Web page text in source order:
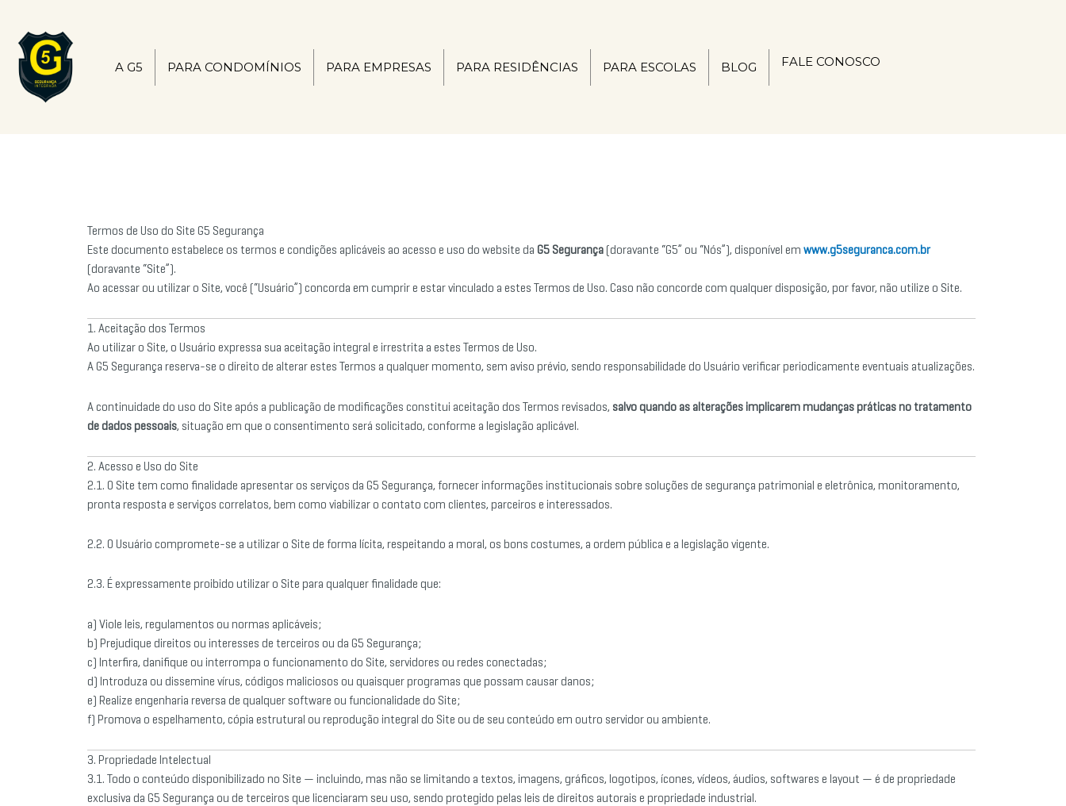
conteúdo
A G5 PARA CONDOMÍNIOS PARA EMPRESAS PARA RESIDÊNCIAS PARA ESCOLAS BLOG FALE CONOSCO
Termos de Uso do Site G5 Segurança
Este documento estabelece os termos e condições aplicáveis ao acesso e uso do website da G5 Segurança (doravante “G5” ou “Nós”), disponível em www.g5seguranca.com.br
(doravante “Site”).
Ao acessar ou utilizar o Site, você (“Usuário”) concorda em cumprir e estar vinculado a estes Termos de Uso. Caso não concorde com qualquer disposição, por favor, não utilize o Site.
1. Aceitação dos Termos
Ao utilizar o Site, o Usuário expressa sua aceitação integral e irrestrita a estes Termos de Uso.
A G5 Segurança reserva-se o direito de alterar estes Termos a qualquer momento, sem aviso prévio, sendo responsabilidade do Usuário verificar periodicamente eventuais atualizações.
A continuidade do uso do Site após a publicação de modificações constitui aceitação dos Termos revisados, salvo quando as alterações implicarem mudanças práticas no tratamento
de dados pessoais, situação em que o consentimento será solicitado, conforme a legislação aplicável.
2. Acesso e Uso do Site
2.1. O Site tem como finalidade apresentar os serviços da G5 Segurança, fornecer informações institucionais sobre soluções de segurança patrimonial e eletrônica, monitoramento,
pronta resposta e serviços correlatos, bem como viabilizar o contato com clientes, parceiros e interessados.
2.2. O Usuário compromete-se a utilizar o Site de forma lícita, respeitando a moral, os bons costumes, a ordem pública e a legislação vigente.
2.3. É expressamente proibido utilizar o Site para qualquer finalidade que:
a) Viole leis, regulamentos ou normas aplicáveis;
b) Prejudique direitos ou interesses de terceiros ou da G5 Segurança;
c) Interfira, danifique ou interrompa o funcionamento do Site, servidores ou redes conectadas;
d) Introduza ou dissemine vírus, códigos maliciosos ou quaisquer programas que possam causar danos;
e) Realize engenharia reversa de qualquer software ou funcionalidade do Site;
f) Promova o espelhamento, cópia estrutural ou reprodução integral do Site ou de seu conteúdo em outro servidor ou ambiente.
3. Propriedade Intelectual
3.1. Todo o conteúdo disponibilizado no Site — incluindo, mas não se limitando a textos, imagens, gráficos, logotipos, ícones, vídeos, áudios, softwares e layout — é de propriedade
exclusiva da G5 Segurança ou de terceiros que licenciaram seu uso, sendo protegido pelas leis de direitos autorais e propriedade industrial.